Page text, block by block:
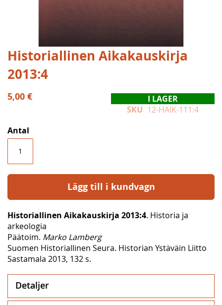
Hoppa
till
början
bildgalleriet
Historiallinen Aikakauskirja
2013:4
5,00 €
I LAGER
SKU 12-HAIK-111:4
Antal
Lägg till i kundvagn
Historiallinen Aikakauskirja 2013:4. Historia ja
arkeologia
Päätoim. Marko Lamberg
Suomen Historiallinen Seura. Historian Ystäväin Liitto
Sastamala 2013, 132 s.
Detaljer